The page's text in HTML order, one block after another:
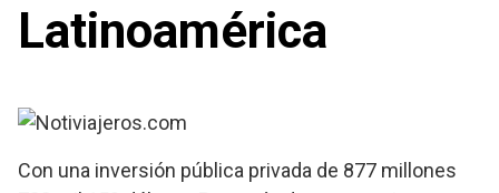
Latinoamérica
Con una inversión pública privada de 877 millones